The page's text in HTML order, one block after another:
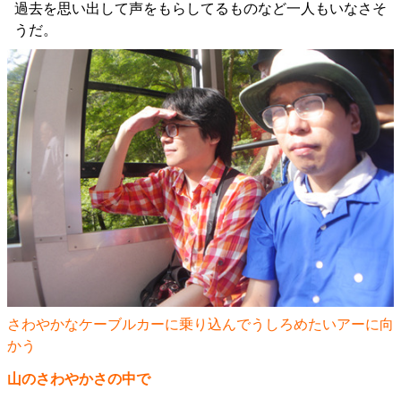
過去を思い出して声をもらしてるものなど一人もいなさそ
うだ。
さわやかなケーブルカーに乗り込んでうしろめたいアーに向
かう
山のさわやかさの中で